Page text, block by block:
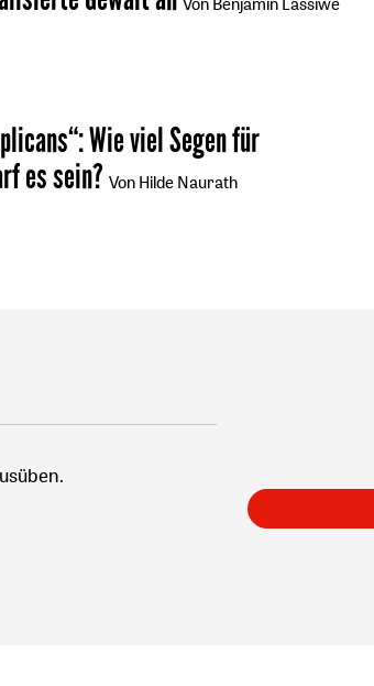
:Wie viel Segen für
es sein? Von Hilde Naurath